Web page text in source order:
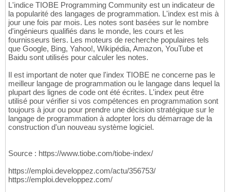
L'indice TIOBE Programming Community est un indicateur de
la popularité des langages de programmation. L'index est mis à
jour une fois par mois. Les notes sont basées sur le nombre
d'ingénieurs qualifiés dans le monde, les cours et les
fournisseurs tiers. Les moteurs de recherche populaires tels
que Google, Bing, Yahoo!, Wikipédia, Amazon, YouTube et
Baidu sont utilisés pour calculer les notes.
Il est important de noter que l'index TIOBE ne concerne pas le
meilleur langage de programmation ou le langage dans lequel la
plupart des lignes de code ont été écrites. L'index peut être
utilisé pour vérifier si vos compétences en programmation sont
toujours à jour ou pour prendre une décision stratégique sur le
langage de programmation à adopter lors du démarrage de la
construction d'un nouveau système logiciel.
Source : https://www.tiobe.com/tiobe-index/
https://emploi.developpez.com/actu/356753/
https://emploi.developpez.com/